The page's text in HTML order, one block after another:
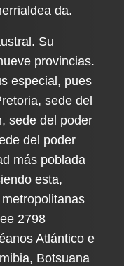
da.
Su
provincias.
especial, pues
sede del
sede del poder
del poder
más poblada
esta,
2798
Atlántico e
Botsuana